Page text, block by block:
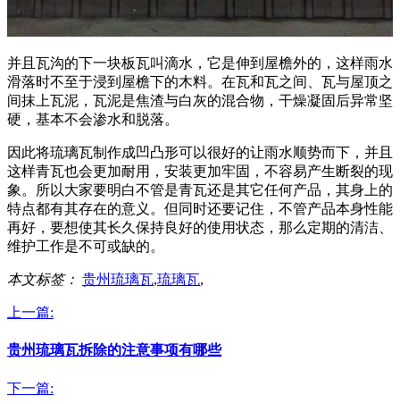
并且瓦沟的下一块板瓦叫滴水，它是伸到屋檐外的，这样雨水
滑落时不至于浸到屋檐下的木料。在瓦和瓦之间、瓦与屋顶之
间抹上瓦泥，瓦泥是焦渣与白灰的混合物，干燥凝固后异常坚
硬，基本不会渗水和脱落。
因此将琉璃瓦制作成凹凸形可以很好的让雨水顺势而下，并且
这样青瓦也会更加耐用，安装更加牢固，不容易产生断裂的现
象。所以大家要明白不管是青瓦还是其它任何产品，其身上的
特点都有其存在的意义。但同时还要记住，不管产品本身性能
再好，要想使其长久保持良好的使用状态，那么定期的清洁、
维护工作是不可或缺的。
本文标签： 贵州琉璃瓦,琉璃瓦,
上一篇:
贵州琉璃瓦拆除的注意事项有哪些
下一篇: